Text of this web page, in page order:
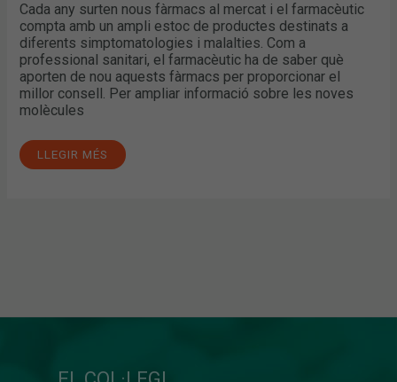
Cada any surten nous fàrmacs al mercat i el farmacèutic
compta amb un ampli estoc de productes destinats a
diferents simptomatologies i malalties. Com a
professional sanitari, el farmacèutic ha de saber què
aporten de nou aquests fàrmacs per proporcionar el
millor consell. Per ampliar informació sobre les noves
molècules
LLEGIR MÉS